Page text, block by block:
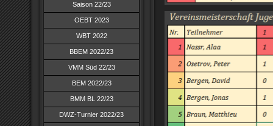
Saison 22/23
OEBT 2023
WBT 2022
BBEM 2022/23
VMM Süd 22/23
BEM 2022/23
BMM BL 22/23
DWZ-Turnier 2022/23